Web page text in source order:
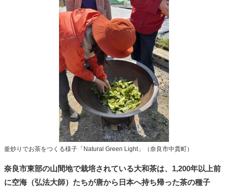
釜炒りでお茶をつくる様子「Natural Green Light」（奈良市中貫町）
奈良市東部の山間地で栽培されている大和茶は、1,200年以上前
に空海（弘法大師）たちが唐から日本へ持ち帰った茶の種子